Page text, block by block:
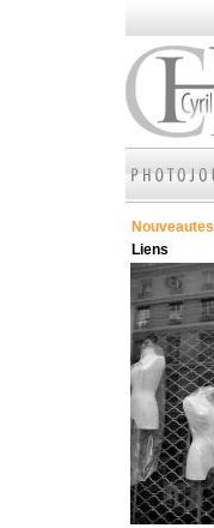
Nouveautes
Liens